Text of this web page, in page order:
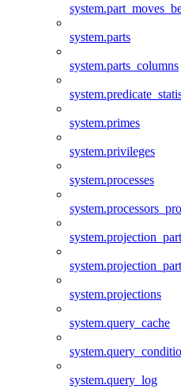
system.parts
system.parts_columns
system.primes
system.privileges
system.processes
system.projections
system.query_cache
system.query_log